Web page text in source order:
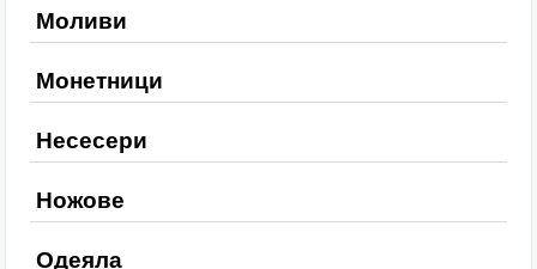
Моливи
Монетници
Несесери
Ножове
Одеяла